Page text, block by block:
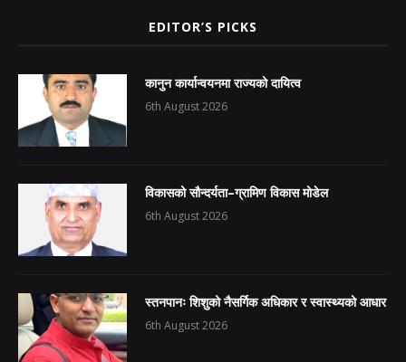
EDITOR’S PICKS
कानुन कार्यान्वयनमा राज्यको दायित्व
6th August 2026
विकासको सौन्दर्यता–ग्रामिण विकास मोडेल
6th August 2026
स्तनपानः शिशुको नैसर्गिक अधिकार र स्वास्थ्यको आधार
6th August 2026